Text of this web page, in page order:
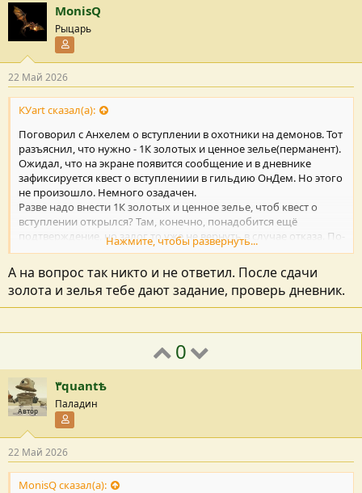
MonisQ
Рыцарь
22 Май 2026
КУart сказал(а):
Поговорил с Анхелем о вступлении в охотники на демонов. Тот
разъяснил, что нужно - 1К золотых и ценное зелье(перманент).
Ожидал, что на экране появится сообщение и в дневнике
зафиксируется квест о вступлениии в гильдию ОнДем. Но этого
не произошло. Немного озадачен.
Разве надо внести 1К золотых и ценное зелье, чтоб квест о
вступлении открылся? Там, конечно, понадобится ещё
подтверждение, но залог то уже не вернуть в случае отказа. По-
моему "выдача" квеста запоздала.
Нажмите, чтобы развернуть...
А на вопрос так никто и не ответил. После сдачи
золота и зелья тебе дают задание, проверь дневник.
0
Автор
٣quantѣ
Паладин
22 Май 2026
MonisQ сказал(а):